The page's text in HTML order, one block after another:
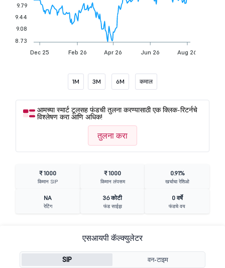
Dec 25 Feb 26 Apr 26 Jun 26 Aug 26
9.79
9.44
9.08
8.73
1M 3M 6M कमाल
आमच्या स्मार्ट टूलसह फंडची तुलना करण्यासाठी एक क्लिक-रिटर्नचे
विश्लेषण करा आणि अधिक!
तुलना करा
₹ 1000
किमान SIP
₹ 1000
किमान लंपसम
0.91%
खर्चाचा रेशिओ
NA
रेटिंग
36 कोटी
फंड साईझ
0 वर्षे
फंडचे वय
एसआयपी कॅल्क्युलेटर
SIP वन-टाइम